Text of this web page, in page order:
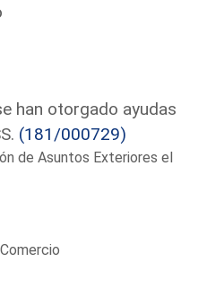
han otorgado ayudas
(181/000729)
de Asuntos Exteriores el